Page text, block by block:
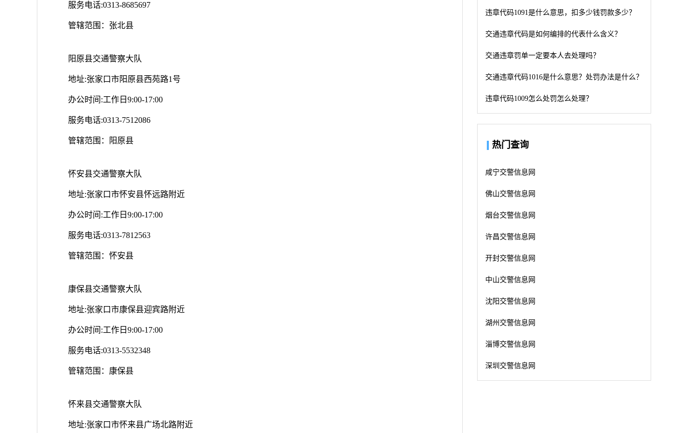
服务电话:0313-8685697
管辖范围：张北县
阳原县交通警察大队
地址:张家口市阳原县西苑路1号
办公时间:工作日9:00-17:00
服务电话:0313-7512086
管辖范围：阳原县
怀安县交通警察大队
地址:张家口市怀安县怀远路附近
办公时间:工作日9:00-17:00
服务电话:0313-7812563
管辖范围：怀安县
康保县交通警察大队
地址:张家口市康保县迎宾路附近
办公时间:工作日9:00-17:00
服务电话:0313-5532348
管辖范围：康保县
怀来县交通警察大队
地址:张家口市怀来县广场北路附近
违章代码1091是什么意思，扣多少钱罚款多少？
交通违章代码是如何编排的代表什么含义？
交通违章罚单一定要本人去处理吗？
交通违章代码1016是什么意思？处罚办法是什么？
违章代码1009怎么处罚怎么处理？
热门查询
咸宁交警信息网
佛山交警信息网
烟台交警信息网
许昌交警信息网
开封交警信息网
中山交警信息网
沈阳交警信息网
湖州交警信息网
淄博交警信息网
深圳交警信息网